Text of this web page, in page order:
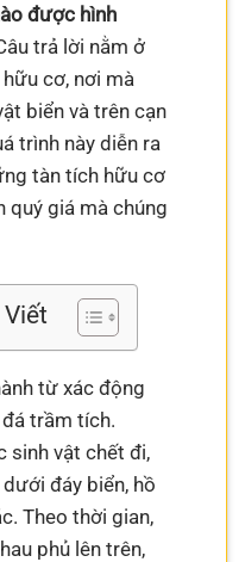
được hình
trả lời nằm ở
cơ, nơi mà
biển và trên cạn
trình này diễn ra
tàn tích hữu cơ
quý giá mà chúng
từ xác động
trầm tích.
sinh vật chết đi,
đáy biển, hồ
Theo thời gian,
phủ lên trên,